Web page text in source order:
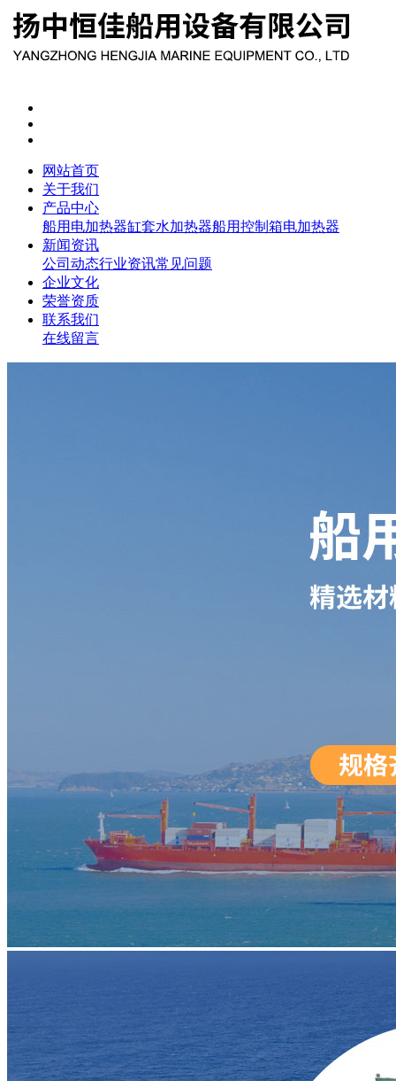
网站首页
关于我们
产品中心
船用电加热器缸套水加热器船用控制箱电加热器
新闻资讯
公司动态行业资讯常见问题
企业文化
荣誉资质
联系我们
在线留言